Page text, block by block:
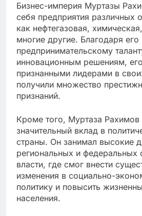
Бизнес-империя Муртазы
себя предприятия различных
как нефтегазовая,
многие другие. Благодаря его
предпринимательскому
инновационным решениям,
признанными лидерами в
получили множество
признаний.
Кроме того, Муртаза Рахимов
значительный вклад в
страны. Он занимал высокие
региональных и федеральных
власти, где смог внести
изменения в социально-
политику и повысить
населения.